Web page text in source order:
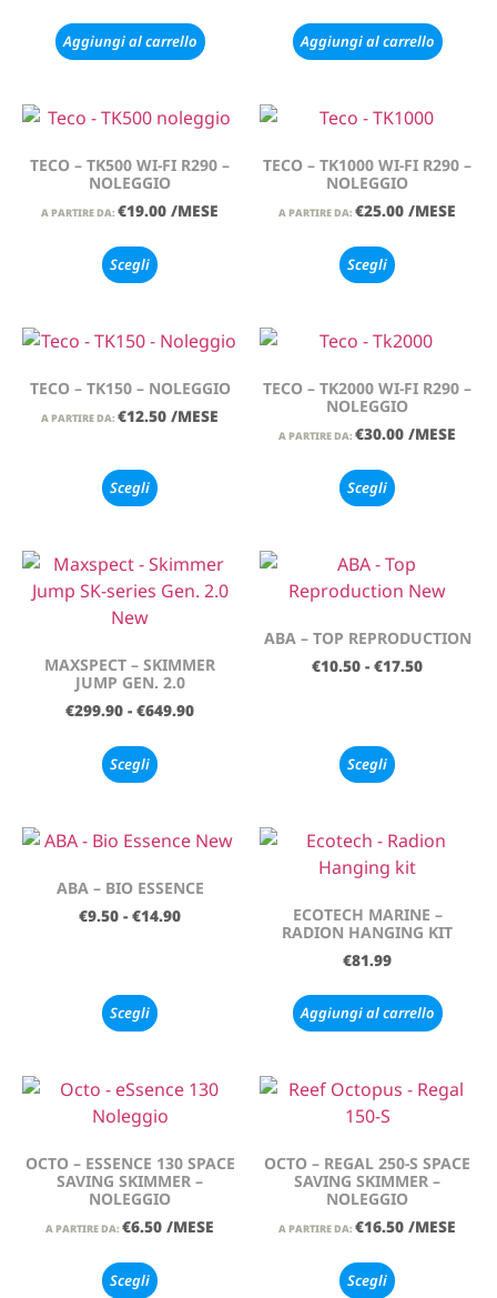
Aggiungi al carrello Aggiungi al carrello
TECO – TK500 WI-FI R290 –
NOLEGGIO
A PARTIRE DA: €19.00 /MESE
Scegli
TECO – TK1000 WI-FI R290 –
NOLEGGIO
A PARTIRE DA: €25.00 /MESE
Scegli
TECO – TK150 – NOLEGGIO
A PARTIRE DA: €12.50 /MESE
Scegli
TECO – TK2000 WI-FI R290 –
NOLEGGIO
A PARTIRE DA: €30.00 /MESE
Scegli
MAXSPECT – SKIMMER
JUMP GEN. 2.0
€299.90 - €649.90
Scegli
ABA – TOP REPRODUCTION
€10.50 - €17.50
Scegli
ABA – BIO ESSENCE
€9.50 - €14.90
Scegli
ECOTECH MARINE –
RADION HANGING KIT
€81.99
Aggiungi al carrello
OCTO – ESSENCE 130 SPACE
SAVING SKIMMER –
NOLEGGIO
A PARTIRE DA: €6.50 /MESE
Scegli
OCTO – REGAL 250-S SPACE
SAVING SKIMMER –
NOLEGGIO
A PARTIRE DA: €16.50 /MESE
Scegli